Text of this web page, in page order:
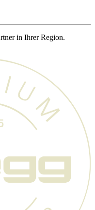
in Ihrer Region.